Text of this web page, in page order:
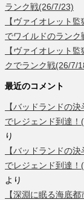
ランク戦(26/7/23)
【ヴァイオレット
でワイルドのランク
【ヴァイオレット
クでランク戦(26/7/
最近のコメント
【バッドランドの
でレジェンド到達！
り
【バッドランドの
でレジェンド到達！
より
【深淵に眠る海底